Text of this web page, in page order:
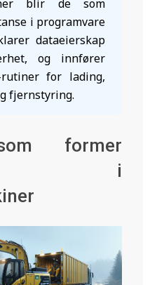
blir de som
i programvare
dataeierskap
og innfører
rutiner for lading,
fjernstyring.
former
i